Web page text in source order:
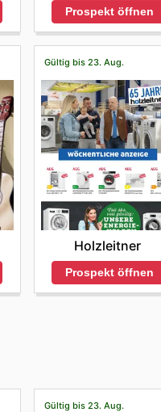
Prospekt öffnen
Gültig bis 23. Aug.
Holzleitner
Prospekt öffnen
Gültig bis 23. Aug.